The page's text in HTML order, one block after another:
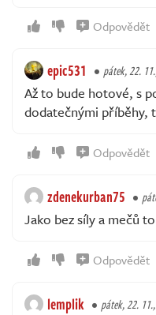
Odpovědět
epic531 pátek, 22.
Až to bude hotové, s
dodatečnými příběhy,
Odpovědět
zdenekurban75
Jako bez síly a mečů
Odpovědět
lemplik pátek, 22.